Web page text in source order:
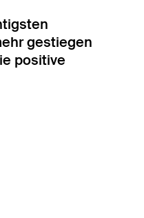
gestiegen
positive